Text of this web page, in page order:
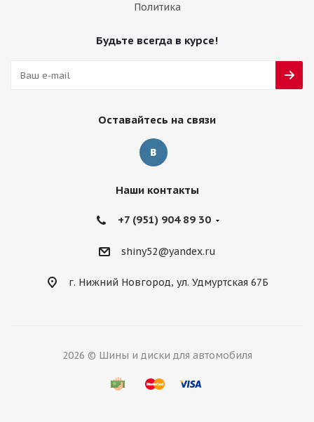
Политика
Будьте всегда в курсе!
Оставайтесь на связи
Наши контакты
+7 (951) 904 89 30
shiny52@yandex.ru
г. Нижний Новгород, ул. Удмуртская 67Б
2026 © Шины и диски для автомобиля